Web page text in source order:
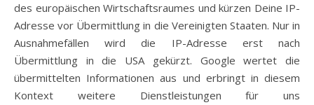
des europäischen Wirtschaftsraumes und kürzen Deine IP-
Adresse vor Übermittlung in die Vereinigten Staaten. Nur in
Ausnahmefällen wird die IP-Adresse erst nach
Übermittlung in die USA gekürzt. Google wertet die
übermittelten Informationen aus und erbringt in diesem
Kontext weitere Dienstleistungen für uns